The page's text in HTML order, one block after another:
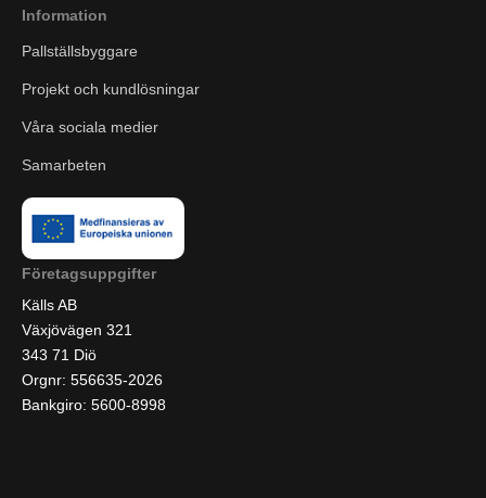
Information
Pallställsbyggare
Projekt och kundlösningar
Våra sociala medier
Samarbeten
Företagsuppgifter
Källs AB
Växjövägen 321
343 71 Diö
Orgnr: 556635-2026
Bankgiro: 5600-8998